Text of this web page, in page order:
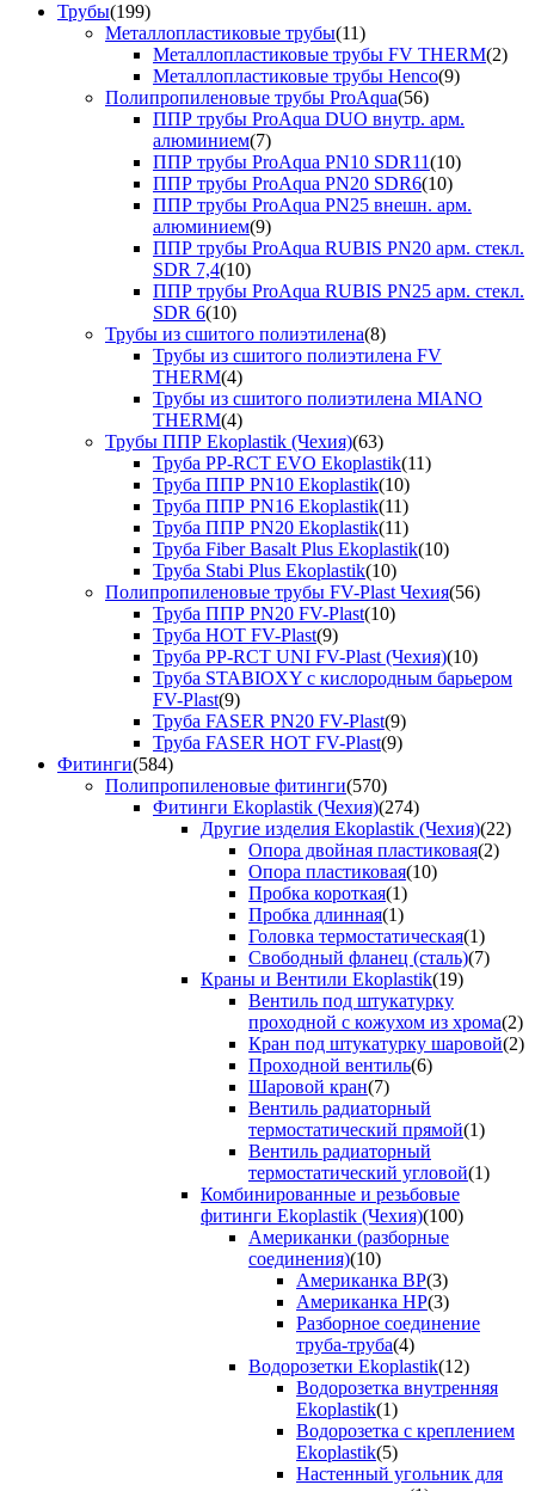
Трубы(199)
Металлопластиковые трубы(11)
Металлопластиковые трубы FV THERM(2)
Металлопластиковые трубы Henco(9)
Полипропиленовые трубы ProAqua(56)
ППР трубы ProAqua DUO внутр. арм.
алюминием(7)
ППР трубы ProAqua PN10 SDR11(10)
ППР трубы ProAqua PN20 SDR6(10)
ППР трубы ProAqua PN25 внешн. арм.
алюминием(9)
ППР трубы ProAqua RUBIS PN20 арм. стекл.
SDR 7,4(10)
ППР трубы ProAqua RUBIS PN25 арм. стекл.
SDR 6(10)
Трубы из сшитого полиэтилена(8)
Трубы из сшитого полиэтилена FV
THERM(4)
Трубы из сшитого полиэтилена MIANO
THERM(4)
Трубы ППР Ekoplastik (Чехия)(63)
Труба PP-RCT EVO Ekoplastik(11)
Труба ППР PN10 Ekoplastik(10)
Труба ППР PN16 Ekoplastik(11)
Труба ППР PN20 Ekoplastik(11)
Труба Fiber Basalt Plus Ekoplastik(10)
Труба Stabi Plus Ekoplastik(10)
Полипропиленовые трубы FV-Plast Чехия(56)
Труба ППР PN20 FV-Plast(10)
Труба HOT FV-Plast(9)
Труба PP-RCT UNI FV-Plast (Чехия)(10)
Труба STABIOXY с кислородным барьером
FV-Plast(9)
Труба FASER PN20 FV-Plast(9)
Труба FASER HOT FV-Plast(9)
Фитинги(584)
Полипропиленовые фитинги(570)
Фитинги Ekoplastik (Чехия)(274)
Другие изделия Ekoplastik (Чехия)(22)
Опора двойная пластиковая(2)
Опора пластиковая(10)
Пробка короткая(1)
Пробка длинная(1)
Головка термостатическая(1)
Свободный фланец (сталь)(7)
Краны и Вентили Ekoplastik(19)
Вентиль под штукатурку
проходной с кожухом из хрома(2)
Кран под штукатурку шаровой(2)
Проходной вентиль(6)
Шаровой кран(7)
Вентиль радиаторный
термостатический прямой(1)
Вентиль радиаторный
термостатический угловой(1)
Комбинированные и резьбовые
фитинги Ekoplastik (Чехия)(100)
Американки (разборные
соединения)(10)
Американка ВР(3)
Американка НР(3)
Разборное соединение
труба-труба(4)
Водорозетки Ekoplastik(12)
Водорозетка внутренняя
Ekoplastik(1)
Водорозетка с креплением
Ekoplastik(5)
Настенный угольник для